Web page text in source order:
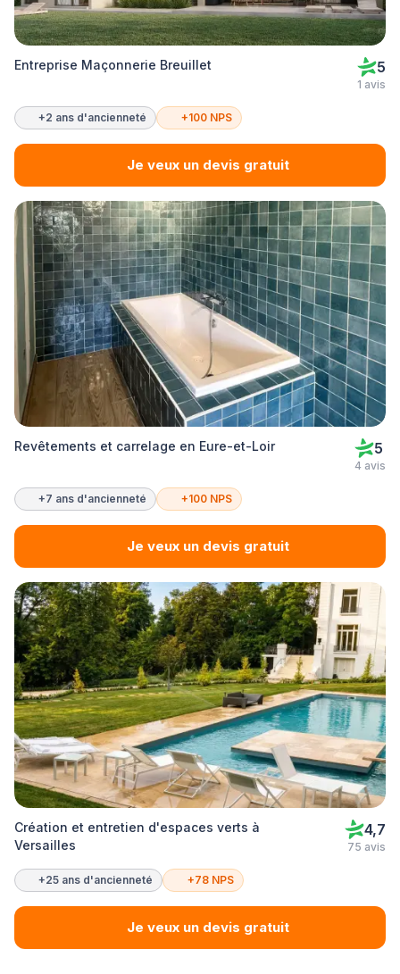
Entreprise Maçonnerie Breuillet 5
1 avis
+2 ans d'ancienneté +100 NPS
Je veux un devis gratuit
Revêtements et carrelage en Eure-et-Loir 5
4 avis
+7 ans d'ancienneté +100 NPS
Je veux un devis gratuit
Création et entretien d'espaces verts à
Versailles
4,7
75 avis
+25 ans d'ancienneté +78 NPS
Je veux un devis gratuit